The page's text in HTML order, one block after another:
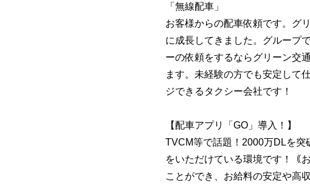
「無線配車」
お客様からの配車依頼です。グ
に成長してきました。グループ
ーの依頼をするならグリーン交
ます。未経験の方でも安定して
ジできるタクシー会社です！
【配車アプリ「GO」導入！】
TVCM等で話題！2000万DLを突
をいただけている環境です！｟
ことができ、お給料の安定や高